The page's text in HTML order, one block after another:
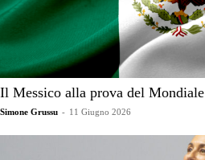
Il Messico alla prova del Mondiale
Simone Grussu - 11 Giugno 2026